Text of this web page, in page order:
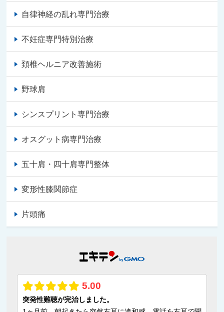
自律神経の乱れ専門治療
不妊症専門特別治療
頚椎ヘルニア改善施術
野球肩
シンスプリント専門治療
オスグット病専門治療
五十肩・四十肩専門整体
変形性膝関節症
片頭痛